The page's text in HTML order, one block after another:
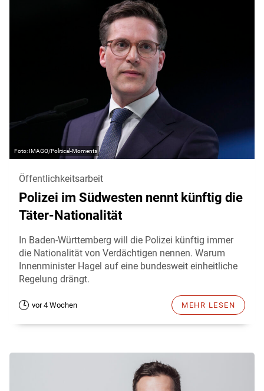
IMAGO/Political-Moments
Öffentlichkeitsarbeit
Polizei im Südwesten nennt künftig die
Täter-Nationalität
In Baden-Württemberg will die Polizei künftig immer
die Nationalität von Verdächtigen nennen. Warum
Innenminister Hagel auf eine bundesweit einheitliche
Regelung drängt.
vor 4 Wochen MEHR LESEN